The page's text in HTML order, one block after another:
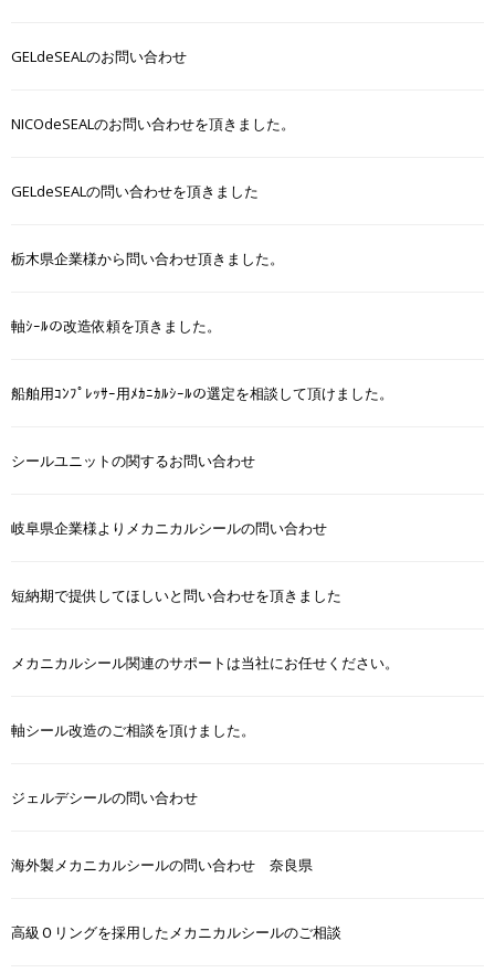
GELdeSEALのお問い合わせ
NICOdeSEALのお問い合わせを頂きました。
GELdeSEALの問い合わせを頂きました
栃木県企業様から問い合わせ頂きました。
軸ｼｰﾙの改造依頼を頂きました。
船舶用ｺﾝﾌﾟﾚｯｻｰ用ﾒｶﾆｶﾙｼｰﾙの選定を相談して頂けました。
シールユニットの関するお問い合わせ
岐阜県企業様よりメカニカルシールの問い合わせ
短納期で提供してほしいと問い合わせを頂きました
メカニカルシール関連のサポートは当社にお任せください。
軸シール改造のご相談を頂けました。
ジェルデシールの問い合わせ
海外製メカニカルシールの問い合わせ 奈良県
高級Ｏリングを採用したメカニカルシールのご相談